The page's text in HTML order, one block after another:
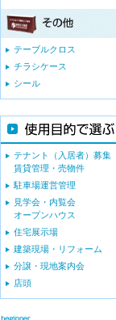
テーブルクロス
チラシケース
シール
テナント（入居者）募集
賃貸管理・売物件
駐車場運営管理
見学会・内覧会
オープンハウス
住宅展示場
建築現場・リフォーム
分譲・現地案内会
店頭